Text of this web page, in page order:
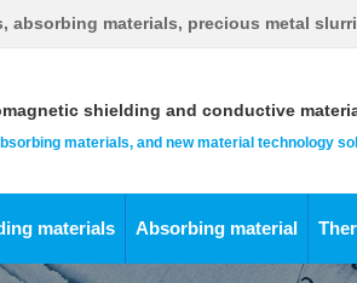
materials, precious metal
shielding and conductive
materials, and new material technology
materials Absorbing material